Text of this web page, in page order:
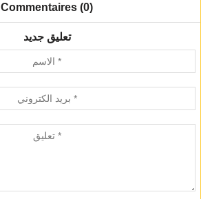
Commentaires (0)
تعليق جديد